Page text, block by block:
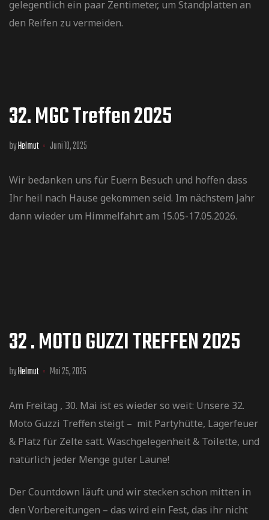
gelegentlich ein paar Zentimeter, um Standplatten an
den Reifen zu vermeiden.
32. MGC Treffen 2025
byHelmut Juni 10, 2025
Wir bedanken uns für Euern Besuch und hoffen dass
Ihr heil nach Hause gekommen seid. Im nächstem Jahr
dann wieder um Himmelfahrt am 15.05-17.05.2026.
32 . MOTO GUZZI TREFFEN 2025
byHelmut Mai 25, 2025
Am Freitag , 30. Mai ist es wieder so weit: Unsere 32.
Moto Guzzi Treffen steigt – mit Partyhütte, Lagerfeuer
& Platz für Zelte satt. Waschgelegenheit & Toilette, und
natürlich jeder Menge guter Laune!
Der Countdown läuft und wir stecken schon mitten in
den Vorbereitungen – das wird ein Fest, das ihr nicht